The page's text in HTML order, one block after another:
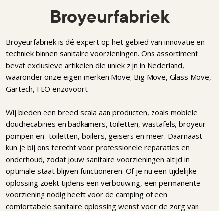
Broyeurfabriek
Broyeurfabriek is dé expert op het gebied van innovatie en
techniek binnen sanitaire voorzieningen. Ons assortiment
bevat exclusieve artikelen die uniek zijn in Nederland,
waaronder onze eigen merken Move, Big Move, Glass Move,
Gartech, FLO enzovoort.
Wij bieden een breed scala aan producten, zoals mobiele
douchecabines en badkamers, toiletten, wastafels, broyeur
pompen en -toiletten, boilers, geisers en meer. Daarnaast
kun je bij ons terecht voor professionele reparaties en
onderhoud, zodat jouw sanitaire voorzieningen altijd in
optimale staat blijven functioneren. Of je nu een tijdelijke
oplossing zoekt tijdens een verbouwing, een permanente
voorziening nodig heeft voor de camping of een
comfortabele sanitaire oplossing wenst voor de zorg van